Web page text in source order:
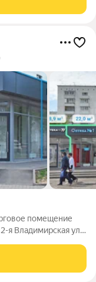
помещение
я Владимирская ул.